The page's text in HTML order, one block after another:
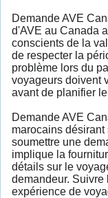
Demande AVE
d'AVE au Canada
conscients de la
de respecter la
problème lors du
voyageurs doivent
avant de planifier
Demande AVE
marocains
soumettre une
implique la
détails sur le
demandeur.
expérience de